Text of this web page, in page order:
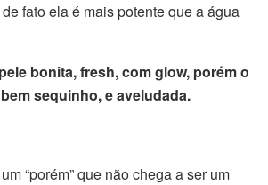
fato ela é mais potente que a água
bonita, fresh, com glow, porém o
sequinho, e aveludada.
“porém” que não chega a ser um